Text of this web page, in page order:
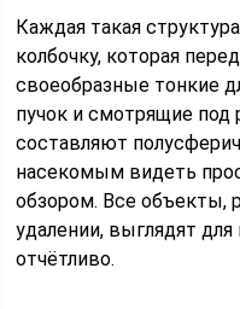
Каждая такая
колбочку, которая
своеобразные тонкие
пучок и смотрящие под
составляют
насекомым видеть
обзором. Все объекты,
удалении, выглядят
отчётливо.